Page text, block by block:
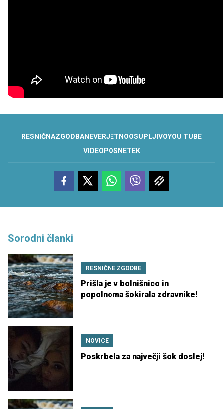
RESNIČNAZGODBANEVERJETNOOSUPLJIVOYOU TUBE
VIDEO POSNETEK
Sorodni članki
RESNIČNE ZGODBE
Prišla je v bolnišnico in
popolnoma šokirala zdravnike!
NOVICE
Poskrbela za največji šok doslej!